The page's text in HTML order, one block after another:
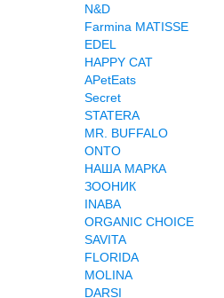
N&D
Farmina MATISSE
EDEL
HAPPY CAT
APetEats
Secret
STATERA
MR. BUFFALO
ONTO
НАША МАРКА
ЗООНИК
INABA
ORGANIC CHOICE
SAVITA
FLORIDA
MOLINA
DARSI